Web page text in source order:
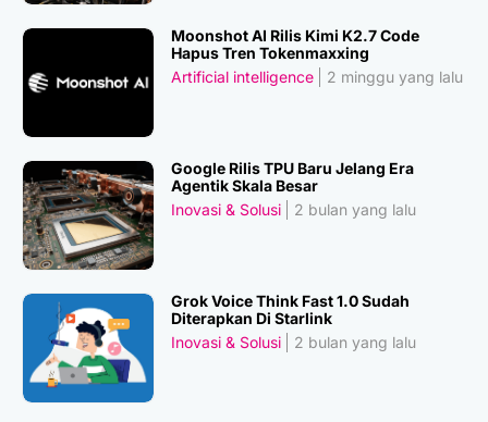
Moonshot AI Rilis Kimi K2.7 Code
Hapus Tren Tokenmaxxing
Artificial intelligence
2 minggu yang lalu
Google Rilis TPU Baru Jelang Era
Agentik Skala Besar
Inovasi & Solusi
2 bulan yang lalu
Grok Voice Think Fast 1.0 Sudah
Diterapkan Di Starlink
Inovasi & Solusi
2 bulan yang lalu